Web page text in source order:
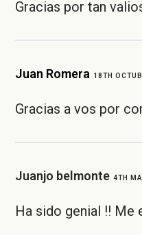
Gracias por tan
Juan Romera 18TH
Gracias a vos por
Juanjo belmonte 4TH
Ha sido genial !! Me